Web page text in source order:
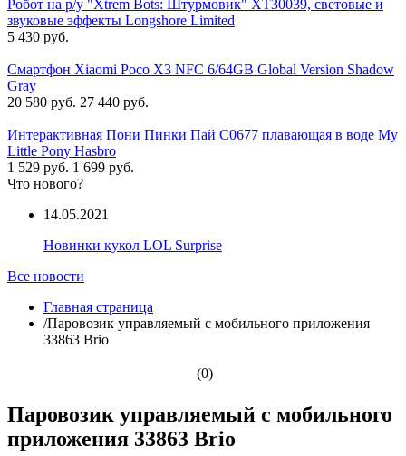
Робот на р/у "Xtrem Bots: Штурмовик" XT30039, световые и
звуковые эффекты Longshore Limited
5 430 руб.
Смартфон Xiaomi Poco X3 NFC 6/64GB Global Version Shadow
Gray
20 580 руб. 27 440 руб.
Интерактивная Пони Пинки Пай C0677 плавающая в воде My
Little Pony Hasbro
1 529 руб. 1 699 руб.
Что нового?
14.05.2021
Новинки кукол LOL Surprise
Все новости
Главная страница
/Паровозик управляемый с мобильного приложения
33863 Brio
(0)
Паровозик управляемый с мобильного
приложения 33863 Brio